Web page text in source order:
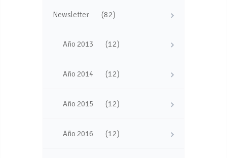
Newsletter (82)
Año 2013 (12)
Año 2014 (12)
Año 2015 (12)
Año 2016 (12)